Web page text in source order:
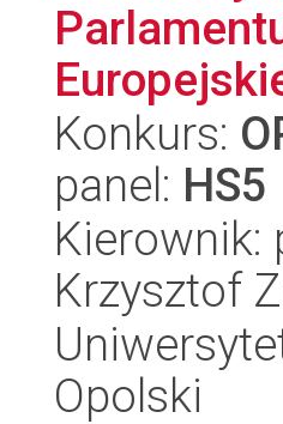
Konkurs:
panel: HS5
Kierownik:
Krzysztof
Opolski